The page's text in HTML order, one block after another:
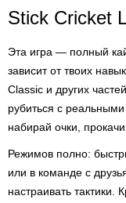
Stick Cricket
Эта игра — полный
зависит от твоих
Classic и других
рубиться с
набирай очки,
Режимов полно:
или в команде с
настраивать тактики.